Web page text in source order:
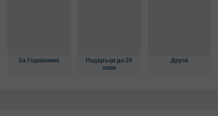
За Годишнина
Подаръци до 20
лева
Други